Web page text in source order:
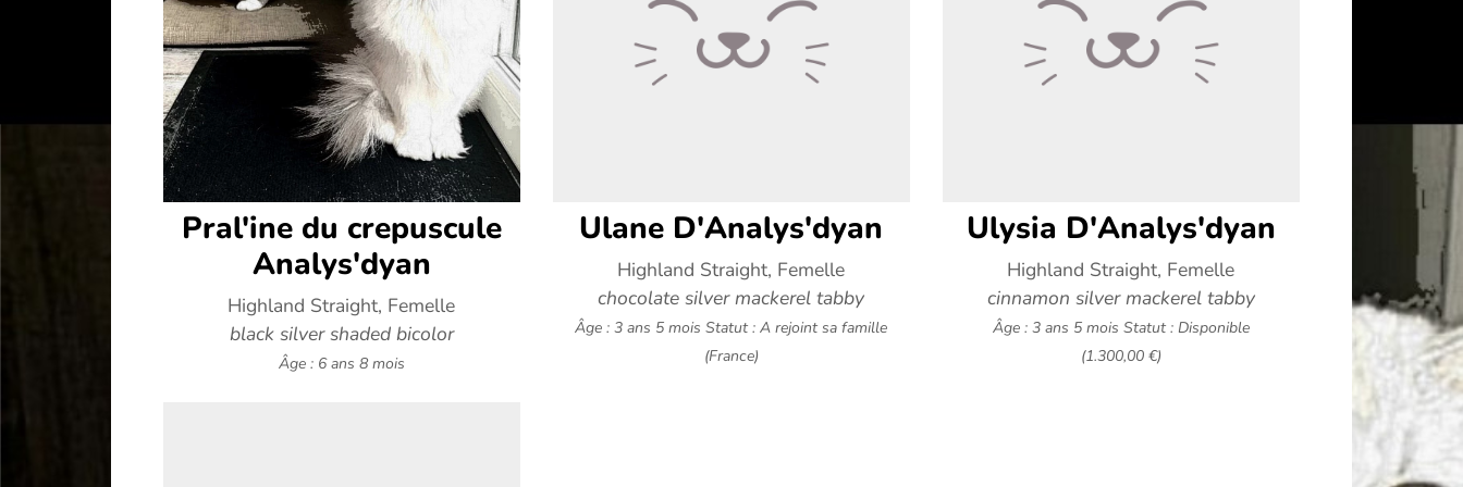
Pral'ine du crepuscule
Analys'dyan
Highland Straight, Femelle
black silver shaded bicolor
Âge : 6 ans 8 mois
Ulane D'Analys'dyan
Highland Straight, Femelle
chocolate silver mackerel tabby
Âge : 3 ans 5 moisStatut : A rejoint sa famille
(France)
Ulysia D'Analys'dyan
Highland Straight, Femelle
cinnamon silver mackerel tabby
Âge : 3 ans 5 mois Statut : Disponible
(1.300,00 €)